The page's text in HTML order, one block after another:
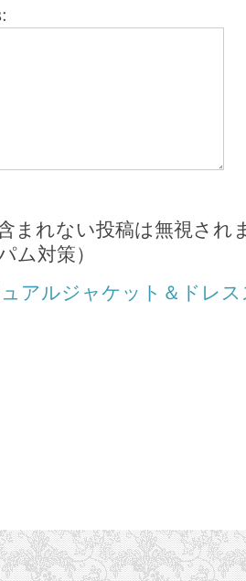
まれない投稿は無視され
ム対策）
アルジャケット＆ドレ